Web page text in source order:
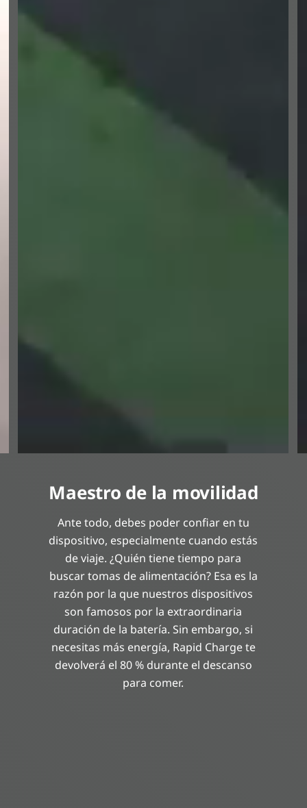
Maestro de la movilidad
Ante todo, debes poder confiar en tu
dispositivo, especialmente cuando estás
de viaje. ¿Quién tiene tiempo para
buscar tomas de alimentación? Esa es la
razón por la que nuestros dispositivos
son famosos por la extraordinaria
duración de la batería. Sin embargo, si
necesitas más energía, Rapid Charge te
devolverá el 80 % durante el descanso
para comer.